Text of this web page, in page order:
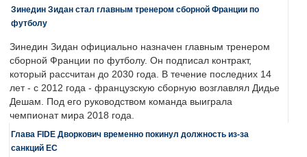
Зинедин Зидан стал главным тренером сборной Франции по
футболу
Зинедин Зидан официально назначен главным тренером
сборной Франции по футболу. Он подписал контракт,
который рассчитан до 2030 года. В течение последних 14
лет - с 2012 года - французскую сборную возглавлял Дидье
Дешам. Под его руководством команда выиграла
чемпионат мира 2018 года.
Глава FIDE Дворкович временно покинул должность из-за
санкций ЕС